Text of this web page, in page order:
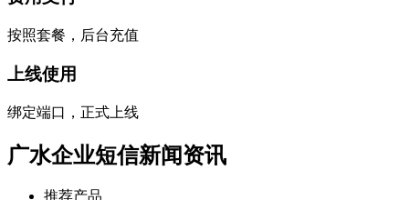
按照套餐，后台充值
上线使用
绑定端口，正式上线
广水企业短信新闻资讯
推荐产品